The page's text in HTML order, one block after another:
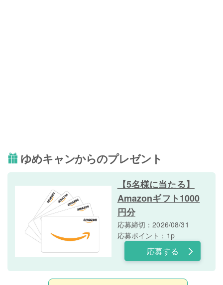
ゆめキャンからのプレゼント
【5名様に当たる】
Amazonギフト1000
円分
応募締切：2026/08/31
応募ポイント：1p
応募する